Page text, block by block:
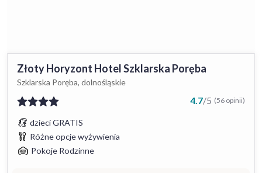
Złoty Horyzont Hotel Szklarska Poręba
Szklarska Poręba, dolnośląskie
4.7/5 (56 opinii)
dzieci GRATIS
Różne opcje wyżywienia
Pokoje Rodzinne